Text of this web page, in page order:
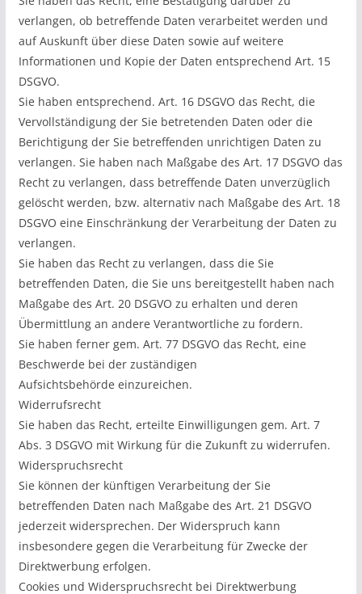
verlangen, ob betreffende Daten verarbeitet werden und
auf Auskunft über diese Daten sowie auf weitere
Informationen und Kopie der Daten entsprechend Art. 15
DSGVO.
Sie haben entsprechend. Art. 16 DSGVO das Recht, die
Vervollständigung der Sie betretenden Daten oder die
Berichtigung der Sie betreffenden unrichtigen Daten zu
verlangen. Sie haben nach Maßgabe des Art. 17 DSGVO das
Recht zu verlangen, dass betreffende Daten unverzüglich
gelöscht werden, bzw. alternativ nach Maßgabe des Art. 18
DSGVO eine Einschränkung der Verarbeitung der Daten zu
verlangen.
Sie haben das Recht zu verlangen, dass die Sie
betreffenden Daten, die Sie uns bereitgestellt haben nach
Maßgabe des Art. 20 DSGVO zu erhalten und deren
Übermittlung an andere Verantwortliche zu fordern.
Sie haben ferner gem. Art. 77 DSGVO das Recht, eine
Beschwerde bei der zuständigen
Aufsichtsbehörde einzureichen.
Widerrufsrecht
Sie haben das Recht, erteilte Einwilligungen gem. Art. 7
Abs. 3 DSGVO mit Wirkung für die Zukunft zu widerrufen.
Widerspruchsrecht
Sie können der künftigen Verarbeitung der Sie
betreffenden Daten nach Maßgabe des Art. 21 DSGVO
jederzeit widersprechen. Der Widerspruch kann
insbesondere gegen die Verarbeitung für Zwecke der
Direktwerbung erfolgen.
Cookies und Widerspruchsrecht bei Direktwerbung